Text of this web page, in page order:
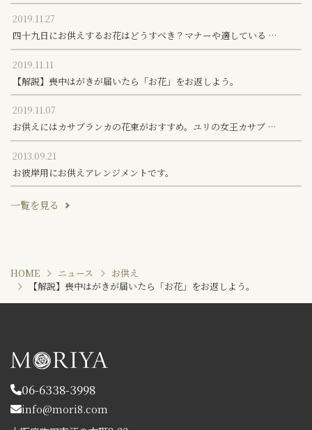
2019.11.27
四十九日にお供えするお花はどうすべき？マナーや適している …
2019.11.11
【解説】喪中はがきが届いたら「お花」をお返しよう。
2019.11.07
お供えにはカサブランカの花束がおすすめ。ユリの女王カサブ …
2013.09.21
お彼岸用にお供えアレンジメントです。
一覧を見る
HOME ニュース
お供え
【解説】喪中はがきが届いたら「お花」をお返しよう。
06-6338-3998
info@mori8.com